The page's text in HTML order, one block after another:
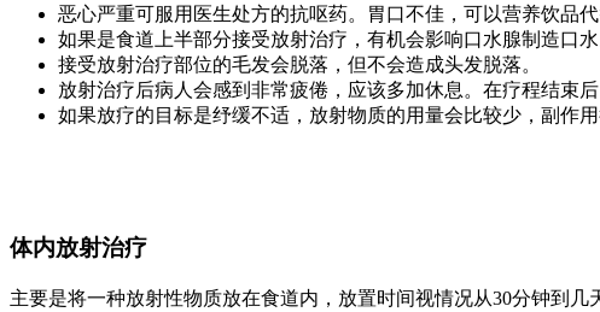
恶心严重可服用医生处方的抗呕药。胃口不佳，可以营养饮品代
如果是食道上半部分接受放射治疗，有机会影响口水腺制造口
接受放射治疗部位的毛发会脱落，但不会造成头发脱落。
放射治疗后病人会感到非常疲倦，应该多加休息。在疗程结束
如果放疗的目标是纾缓不适，放射物质的用量会比较少，副作用
体内放射治疗
主要是将一种放射性物质放在食道内，放置时间视情况从30分钟到